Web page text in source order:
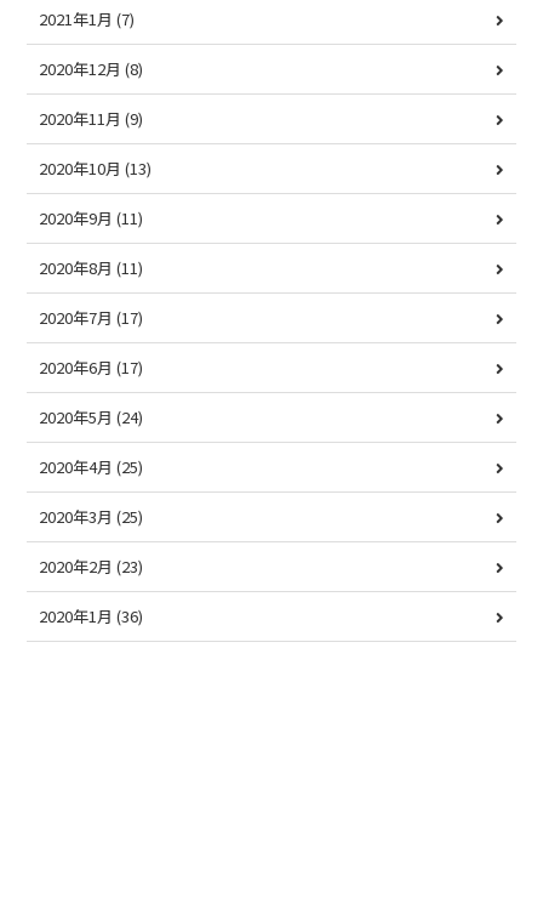
2021年1月 (7)
2020年12月 (8)
2020年11月 (9)
2020年10月 (13)
2020年9月 (11)
2020年8月 (11)
2020年7月 (17)
2020年6月 (17)
2020年5月 (24)
2020年4月 (25)
2020年3月 (25)
2020年2月 (23)
2020年1月 (36)